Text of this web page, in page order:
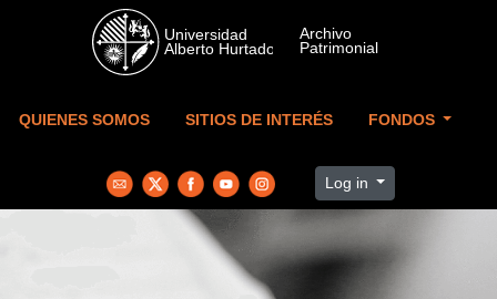
Skip to main content
QUIENES SOMOS SITIOS DE INTERÉS FONDOS
Log in